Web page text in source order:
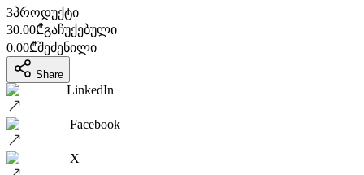
3პროდუქტი
30.00₾გაჩუქებული
0.00₾შეძენილი
Share
LinkedIn
Facebook
X